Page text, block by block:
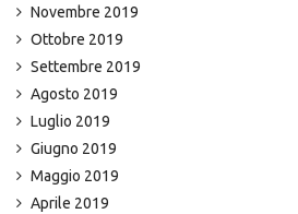
Novembre 2019
Ottobre 2019
Settembre 2019
Agosto 2019
Luglio 2019
Giugno 2019
Maggio 2019
Aprile 2019